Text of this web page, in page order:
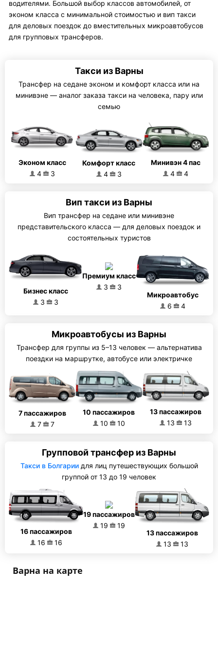
водителями. Большой выбор классов автомобилей, от
эконом класса с минимальной стоимостью и вип такси
для деловых поездок до вместительных микроавтобусов
для групповых трансферов.
Такси из Варны
Трансфер на седане эконом и комфорт класса или на
минивэне — аналог заказа такси на человека, пару или
семью
Эконом класс
4
3
Комфорт класс
4
3
Минивэн 4 пас
4
4
Вип такси из Варны
Вип трансфер на седане или минивэне
представительского класса — для деловых поездок и
состоятельных туристов
Бизнес класс
3
3
Премиум класс
3
3
Микроавтобус
6
4
Микроавтобусы из Варны
Трансфер для группы из 5–13 человек — альтернатива
поездки на маршрутке, автобусе или электричке
7 пассажиров
7
7
10 пассажиров
10
10
13 пассажиров
13
13
Групповой трансфер из Варны
Такси в Болгариидля лиц путешествующих большой
группой от 13 до 19 человек
16 пассажиров
16
16
19 пассажиров
19
19
13 пассажиров
13
13
Варна на карте